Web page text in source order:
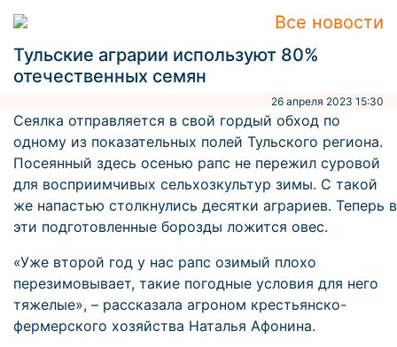
Все новости
Тульские аграрии используют 80%
отечественных семян
26 апреля 2023 15:30
Сеялка отправляется в свой гордый обход по
одному из показательных полей Тульского региона.
Посеянный здесь осенью рапс не пережил суровой
для восприимчивых сельхозкультур зимы. С такой
же напастью столкнулись десятки аграриев. Теперь в
эти подготовленные борозды ложится овес.
«Уже второй год у нас рапс озимый плохо
перезимовывает, такие погодные условия для него
тяжелые», – рассказала агроном крестьянско-
фермерского хозяйства Наталья Афонина.